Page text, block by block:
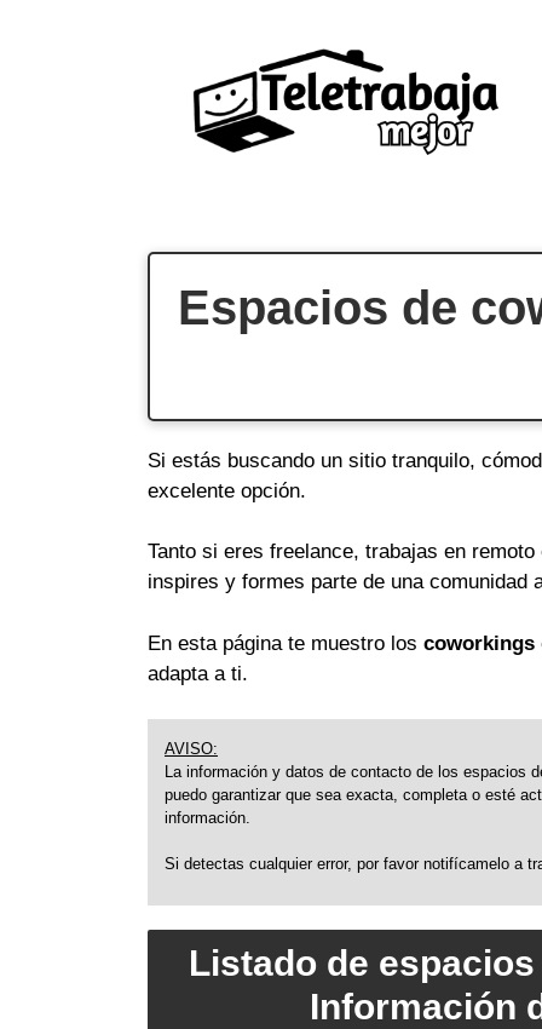
Espacios de
Si estás buscando un sitio tranquilo,
excelente opción.
Tanto si eres freelance, trabajas en
inspires y formes parte de una comunidad
En esta página te muestro los coworkings
adapta a ti.
AVISO:
La información y datos de contacto de los espacios
puedo garantizar que sea exacta, completa o esté
información.
Si detectas cualquier error, por favor notifícamelo a
Listado de
Información